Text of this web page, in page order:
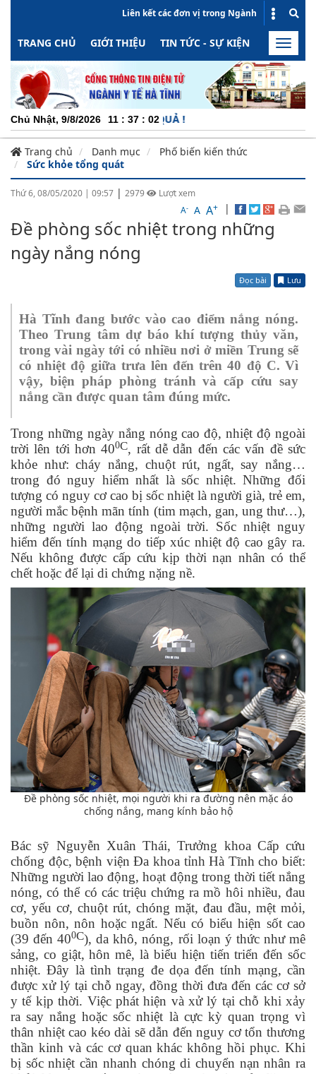
Liên kết các đơn vị trong Ngành
TRANG CHỦ GIỚI THIỆU TIN TỨC - SỰ KIỆN HOẠT
Toggle
Chủ Nhật, 9/8/2026 11 : 37 : 02
Trang chủ Danh mục
Phố biến kiến thức
Sức khỏe tổng quát
Thứ 6, 08/05/2020 | 09:57 | 2979
Lượt xem
A- A A+ |
Đề phòng sốc nhiệt trong những
ngày nắng nóng
Đọc bài Lưu
Hà Tĩnh đang bước vào cao điểm nắng nóng.
Theo Trung tâm dự báo khí tượng thủy văn,
trong vài ngày tới có nhiều nơi ở miền Trung sẽ
có nhiệt độ giữa trưa lên đến trên 40 độ C. Vì
vậy, biện pháp phòng tránh và cấp cứu say
nắng cần được quan tâm đúng mức.
Trong những ngày nắng nóng cao độ, nhiệt độ ngoài
trời lên tới hơn 400C, rất dễ dẫn đến các vấn đề sức
khỏe như: cháy nắng, chuột rút, ngất, say nắng…
trong đó nguy hiểm nhất là sốc nhiệt. Những đối
tượng có nguy cơ cao bị sốc nhiệt là người già, trẻ em,
người mắc bệnh mãn tính (tim mạch, gan, ung thư…),
những người lao động ngoài trời. Sốc nhiệt nguy
hiểm đến tính mạng do tiếp xúc nhiệt độ cao gây ra.
Nếu không được cấp cứu kịp thời nạn nhân có thể
chết hoặc để lại di chứng nặng nề.
Đề phòng sốc nhiệt, mọi người khi ra đường nên mặc áo
chống nắng, mang kính bảo hộ
Bác sỹ Nguyễn Xuân Thái, Trưởng khoa Cấp cứu
chống độc, bệnh viện Đa khoa tỉnh Hà Tĩnh cho biết:
Những người lao động, hoạt động trong thời tiết nắng
nóng, có thể có các triệu chứng ra mồ hôi nhiều, đau
cơ, yếu cơ, chuột rút, chóng mặt, đau đầu, mệt mỏi,
buồn nôn, nôn hoặc ngất. Nếu có biểu hiện sốt cao
(39 đến 400C), da khô, nóng, rối loạn ý thức như mê
sảng, co giật, hôn mê, là biểu hiện tiến triển đến sốc
nhiệt. Đây là tình trạng đe dọa đến tính mạng, cần
được xử lý tại chỗ ngay, đồng thời đưa đến các cơ sở
y tế kịp thời. Việc phát hiện và xử lý tại chỗ khi xảy
ra say nắng hoặc sốc nhiệt là cực kỳ quan trọng vì
thân nhiệt cao kéo dài sẽ dẫn đến nguy cơ tổn thương
thần kinh và các cơ quan khác không hồi phục. Khi
bị sốc nhiệt cần nhanh chóng di chuyển nạn nhân ra